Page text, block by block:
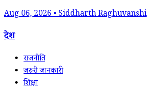
Aug 06, 2026 • Siddharth Raghuvanshi
देश
राजनीति
जरुरी जानकारी
शिक्षा